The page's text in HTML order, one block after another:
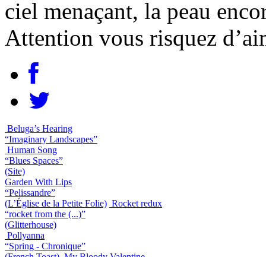
ciel menaçant, la peau
Attention vous risquez
Beluga’s Hearing
“Imaginary Landscapes”
Human Song
“Blues Spaces”
(Site)
Garden With Lips
“Pelissandre”
(L’Église de la Petite Folie) Rocket redux
“rocket from the (...)”
(Glitterhouse)
Pollyanna
“Spring - Chronique”